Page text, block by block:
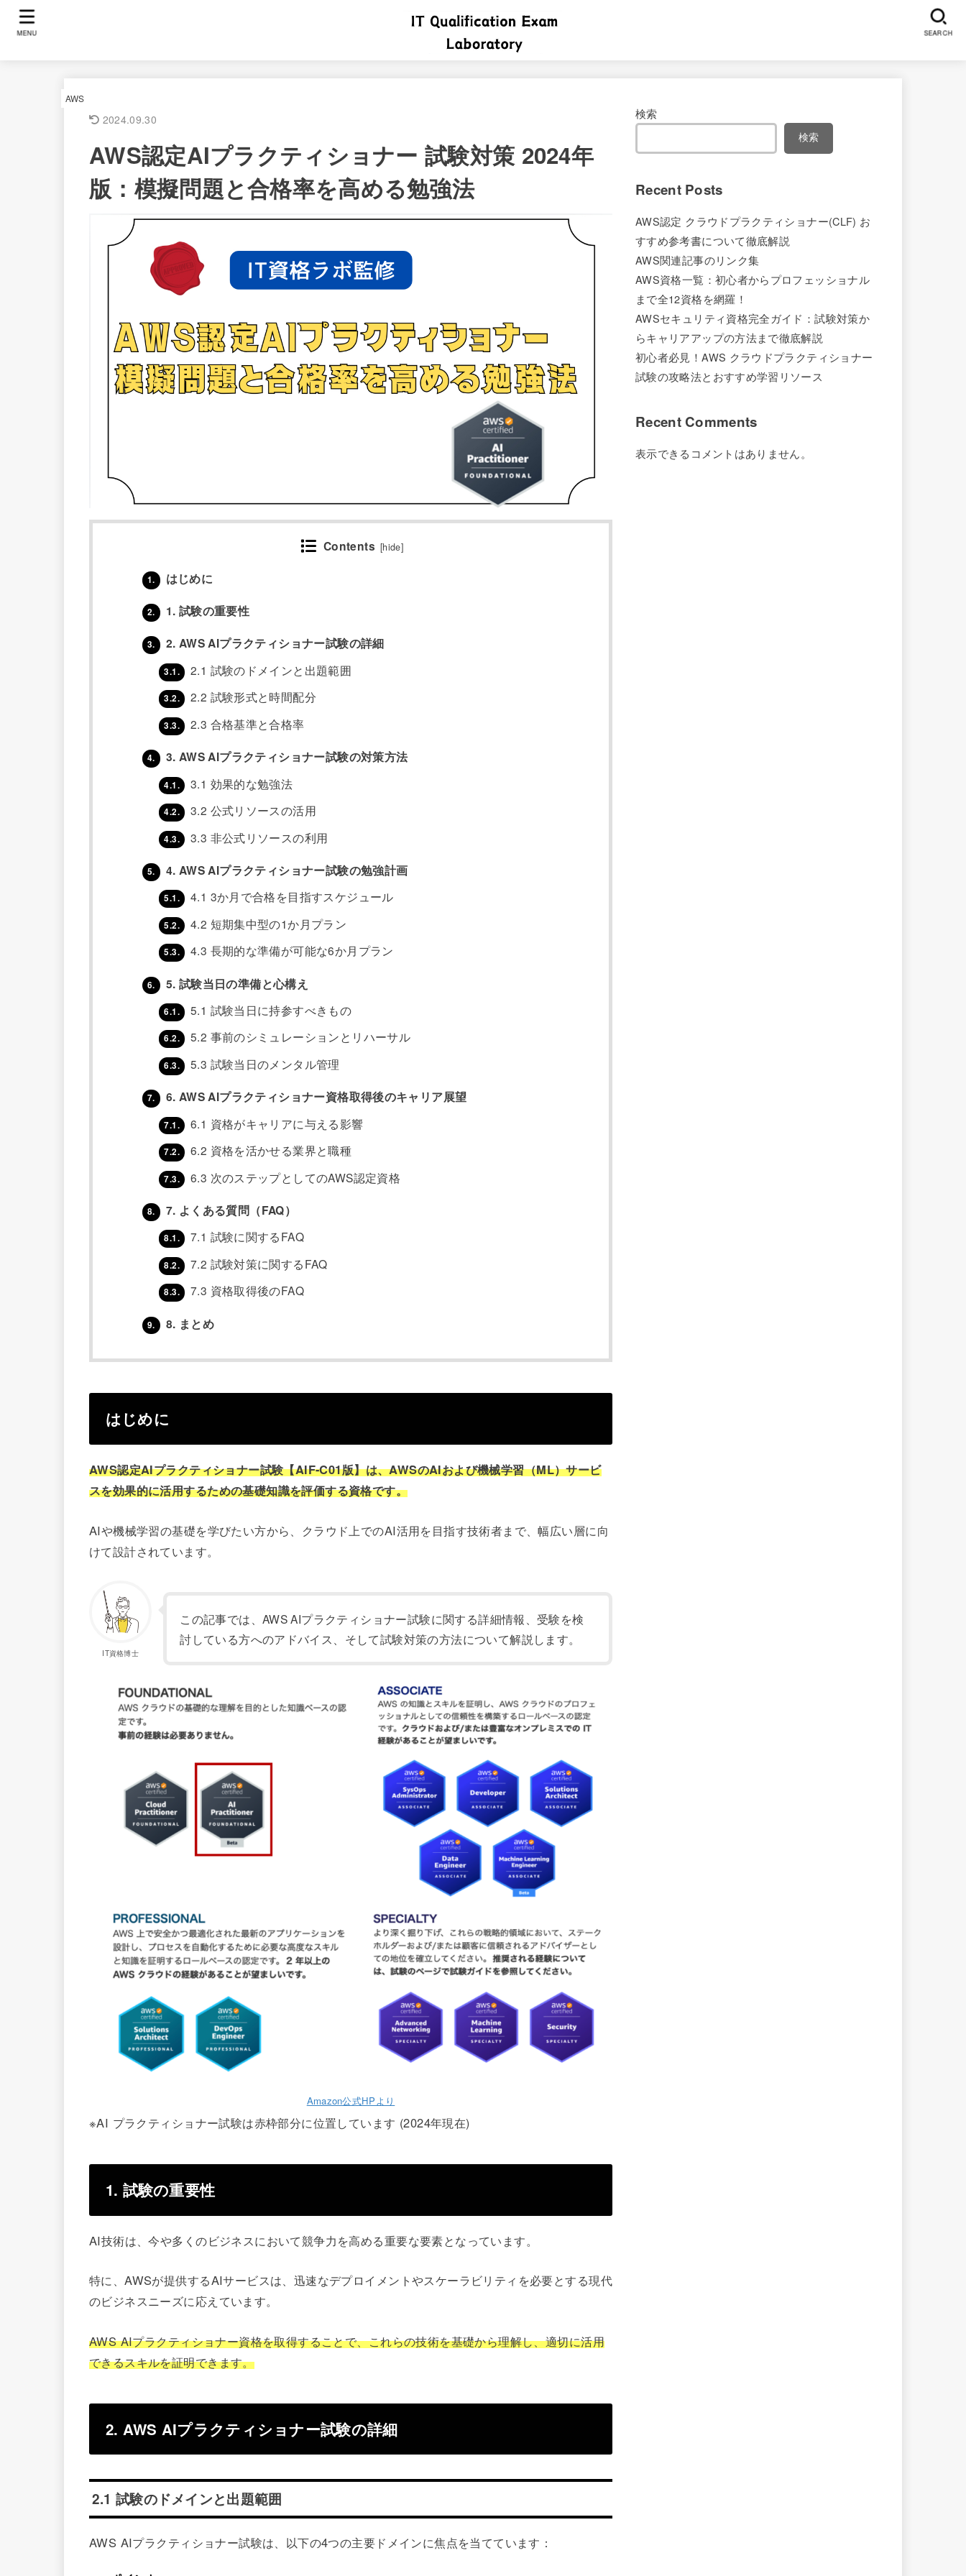
SEARCH
MENU
AWS
2024.09.30
AWS認定AIプラクティショナー 試験対策 2024年
版：模擬問題と合格率を高める勉強法
Contents [hide]
1. はじめに
2. 1. 試験の重要性
3. 2. AWS AIプラクティショナー試験の詳細
3.1. 2.1 試験のドメインと出題範囲
3.2. 2.2 試験形式と時間配分
3.3. 2.3 合格基準と合格率
4. 3. AWS AIプラクティショナー試験の対策方法
4.1. 3.1 効果的な勉強法
4.2. 3.2 公式リソースの活用
4.3. 3.3 非公式リソースの利用
5. 4. AWS AIプラクティショナー試験の勉強計画
5.1. 4.1 3か月で合格を目指すスケジュール
5.2. 4.2 短期集中型の1か月プラン
5.3. 4.3 長期的な準備が可能な6か月プラン
6. 5. 試験当日の準備と心構え
6.1. 5.1 試験当日に持参すべきもの
6.2. 5.2 事前のシミュレーションとリハーサル
6.3. 5.3 試験当日のメンタル管理
7. 6. AWS AIプラクティショナー資格取得後のキャリア展望
7.1. 6.1 資格がキャリアに与える影響
7.2. 6.2 資格を活かせる業界と職種
7.3. 6.3 次のステップとしてのAWS認定資格
8. 7. よくある質問（FAQ）
8.1. 7.1 試験に関するFAQ
8.2. 7.2 試験対策に関するFAQ
8.3. 7.3 資格取得後のFAQ
9. 8. まとめ
はじめに
AWS認定AIプラクティショナー試験【AIF-C01版】は、AWSのAIおよび機械学習（ML）サービ
スを効果的に活用するための基礎知識を評価する資格です。
AIや機械学習の基礎を学びたい方から、クラウド上でのAI活用を目指す技術者まで、幅広い層に向
けて設計されています。
IT資格博士
この記事では、AWS AIプラクティショナー試験に関する詳細情報、受験を検
討している方へのアドバイス、そして試験対策の方法について解説します。
Amazon公式HPより
※AI プラクティショナー試験は赤枠部分に位置しています (2024年現在)
1. 試験の重要性
AI技術は、今や多くのビジネスにおいて競争力を高める重要な要素となっています。
特に、AWSが提供するAIサービスは、迅速なデプロイメントやスケーラビリティを必要とする現代
のビジネスニーズに応えています。
AWS AIプラクティショナー資格を取得することで、これらの技術を基礎から理解し、適切に活用
できるスキルを証明できます。
2. AWS AIプラクティショナー試験の詳細
2.1 試験のドメインと出題範囲
AWS AIプラクティショナー試験は、以下の4つの主要ドメインに焦点を当てています：
検索
検索
Recent Posts
AWS認定 クラウドプラクティショナー(CLF) お
すすめ参考書について徹底解説
AWS関連記事のリンク集
AWS資格一覧：初心者からプロフェッショナル
まで全12資格を網羅！
AWSセキュリティ資格完全ガイド：試験対策か
らキャリアアップの方法まで徹底解説
初心者必見！AWS クラウドプラクティショナー
試験の攻略法とおすすめ学習リソース
Recent Comments
表示できるコメントはありません。